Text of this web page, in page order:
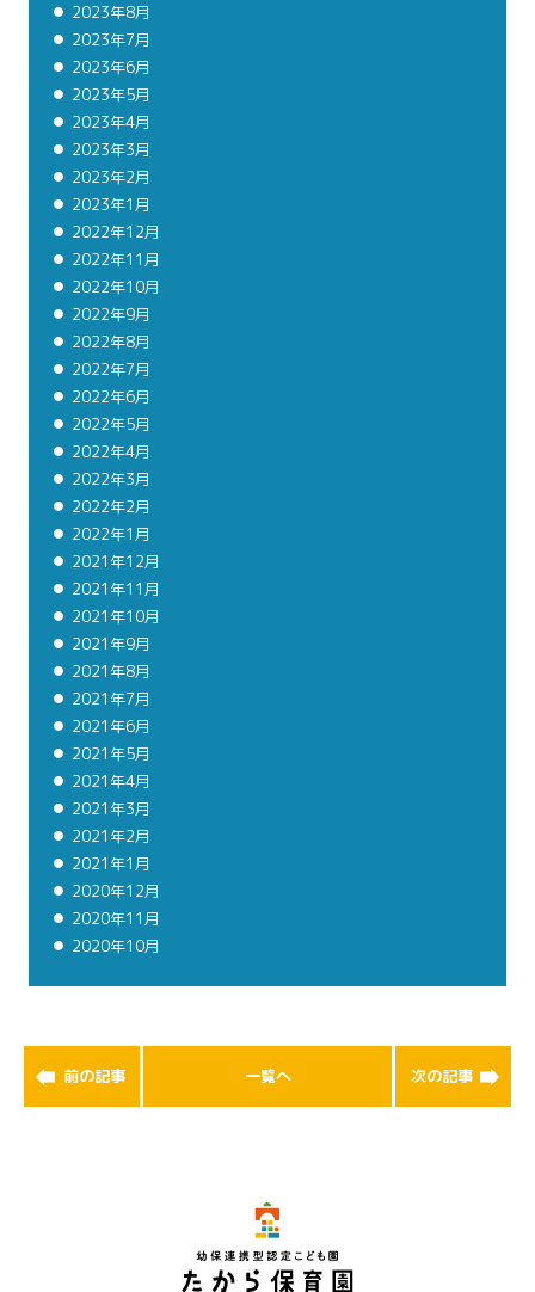
2023年8月
2023年7月
2023年6月
2023年5月
2023年4月
2023年3月
2023年2月
2023年1月
2022年12月
2022年11月
2022年10月
2022年9月
2022年8月
2022年7月
2022年6月
2022年5月
2022年4月
2022年3月
2022年2月
2022年1月
2021年12月
2021年11月
2021年10月
2021年9月
2021年8月
2021年7月
2021年6月
2021年5月
2021年4月
2021年3月
2021年2月
2021年1月
2020年12月
2020年11月
2020年10月
前の記事 一覧へ 次の記事